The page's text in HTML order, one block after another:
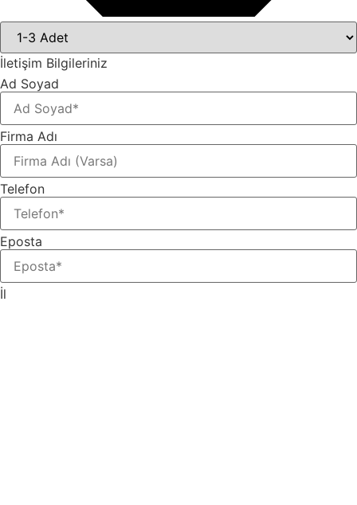
İletişim Bilgileriniz
Ad Soyad
Firma Adı
Telefon
Eposta
İl